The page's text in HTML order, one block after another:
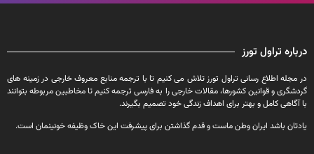
درباره تراول تورز
در مجله اطلاع رسانی تراول تورز تلاش می کنیم تا با ترجمه منابع معروف خارجی در زمینه های
گردشگری و قوانین کشورها، مقالات خارجی را به فارسی ترجمه کنیم تا مخاطبین مربوطه بتوانند
با آگاهی کامل و بهتر برای اهداف زندگی خود تصمیم بگیرند.
یادتان باشد ایران وطن ماست و قدم گذاشتن برای پیشرفت این خاک وظیفه خونینمان است.